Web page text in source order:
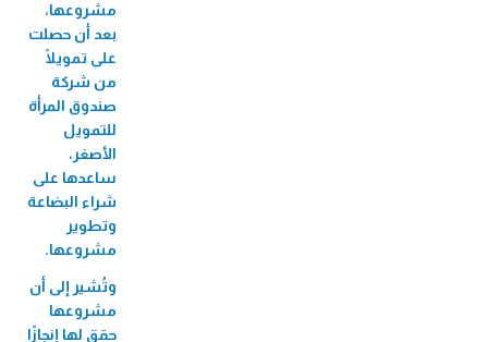
مشروعها،
بعد أن حصلت
على تمويلًا
من شركة
صندوق المرأة
للتمويل
الأصغر،
ساعدها على
شراء البضاعة
وتطوير
مشروعها.
وتُشير إلى أن
مشروعها
حقق لها إنجازًا